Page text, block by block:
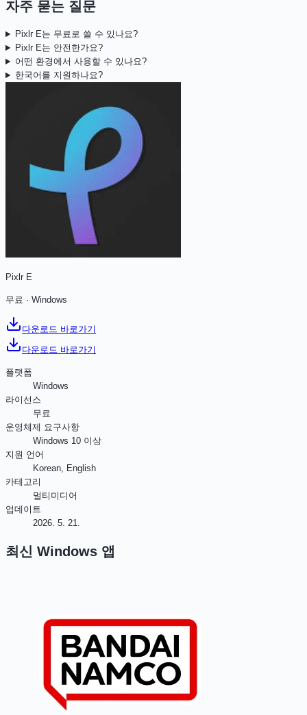
자주 묻는 질문
Pixlr E는 무료로 쓸 수 있나요?
Pixlr E는 안전한가요?
어떤 환경에서 사용할 수 있나요?
한국어를 지원하나요?
Pixlr E
무료 · Windows
다운로드 바로가기
다운로드 바로가기
플랫폼
Windows
라이선스
무료
운영체제 요구사항
Windows 10 이상
지원 언어
Korean, English
카테고리
멀티미디어
업데이트
2026. 5. 21.
최신 Windows 앱